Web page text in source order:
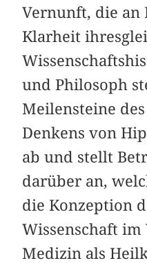
Vernunft, die an
Klarheit
und Philosoph
Meilensteine
Denkens von
ab und stellt
darüber an,
die Konzeption
Wissenschaft
Medizin als